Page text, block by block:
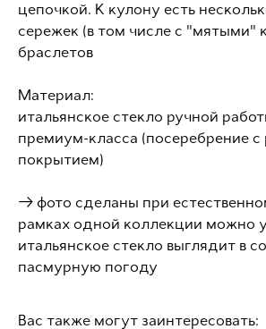
цепочкой. К кулону есть
сережек (в том числе с "мятыми"
браслетов
Материал:
итальянское стекло ручной
премиум-класса (посеребрение
покрытием)
→ фото сделаны при
рамках одной коллекции можно
итальянское стекло выглядит в
пасмурную погоду
Вас также могут заинтересовать: